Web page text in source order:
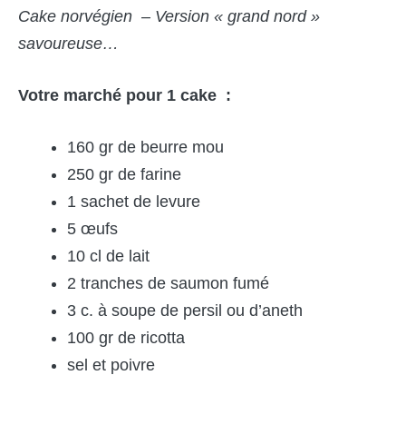
Cake norvégien – Version « grand nord »
savoureuse…
Votre marché pour 1 cake :
160 gr de beurre mou
250 gr de farine
1 sachet de levure
5 œufs
10 cl de lait
2 tranches de saumon fumé
3 c. à soupe de persil ou d’aneth
100 gr de ricotta
sel et poivre